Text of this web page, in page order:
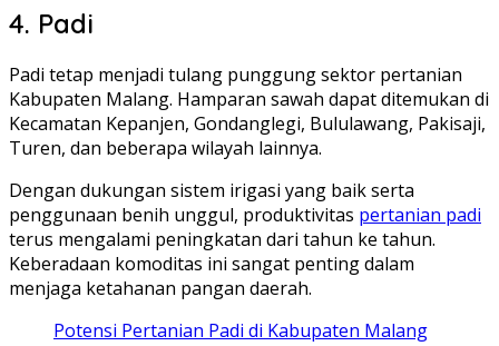
4. Padi
Padi tetap menjadi tulang punggung sektor pertanian
Kabupaten Malang. Hamparan sawah dapat ditemukan di
Kecamatan Kepanjen, Gondanglegi, Bululawang, Pakisaji,
Turen, dan beberapa wilayah lainnya.
Dengan dukungan sistem irigasi yang baik serta
penggunaan benih unggul, produktivitas pertanian padi
terus mengalami peningkatan dari tahun ke tahun.
Keberadaan komoditas ini sangat penting dalam
menjaga ketahanan pangan daerah.
Potensi Pertanian Padi di Kabupaten Malang